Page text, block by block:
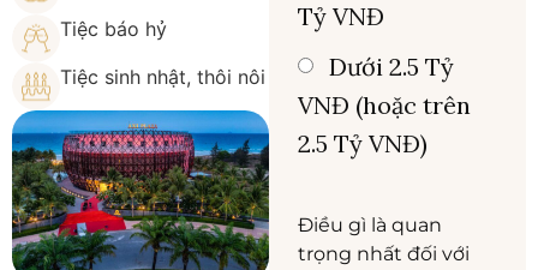
Tiệc báo hỷ
Tiệc sinh nhật, thôi nôi
Tỷ VNĐ
Dưới 2.5 Tỷ
VNĐ (hoặc trên
2.5 Tỷ VNĐ)
Điều gì là quan
trọng nhất đối với